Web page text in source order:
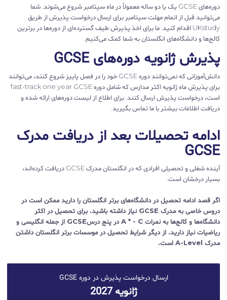
دوره‌های GCSE یک یا دو ساله معمولاً در ماه سپتامبر شروع می‌شوند. شما
می‌توانید قبل از اتمام مهلت سپتامبر برای ارسال درخواست پذیرش از طریق
UKstudy اقدام کنید. ما برای اخذ پذیرش طیف گسترده‌ای از دوره‌‌ها در برترین
کالج‌ها و دانشگاه‌های انگلستان به شما کمک می‌کنیم.
پذیرش ژانویه دوره‌های GCSE
دانش‌آموزانی که نمی‌توانند دوره GCSE خود را در فصل پاییز شروع کنند، می‌توانند
برای پذیرش ماه ژانویه اکثر مدارس که شامل دوره fast-track one year GCSE
است، درخواست پذیرش ارسال کنند. برای اطلاع از لیست دوره‌های ارائه شده و
دریافت اطلاعات بیشتر با ما تماس بگیرید.
ادامه تحصیلات بعد از دریافت مدرک
GCSE
آینده شغلی و تحصیلی افرادی که در انگلستان مدرک GCSE دریافت کرده‌اند،
بسیار درخشان است.
اگر قصد ادامه تحصیل در دانشگاه‌های برتر انگلستان را دارید ممکن است در
دروس خاصی به مدرک GCSE نیاز داشته باشید. برای تحصیل در اکثر
دانشگاه‌ها و کالج‌ها به نمرات A * - C در پنج درسGCSE از جمله انگلیسی و
ریاضیات نیاز دارید. از دیگر شرایط تحصیل در موسسات برتر انگلستان داشتن
مدرک A-Level است.
ارسال درخواست پذیرش در دوره GCSE
ژانویه 2027